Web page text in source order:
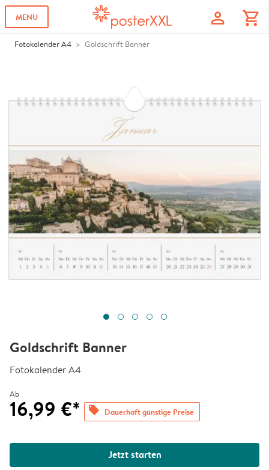
MENU profile shopping_cart
Fotokalender A4 Goldschrift Banner
Goldschrift Banner
Fotokalender A4
Ab
16,99 €* offers Dauerhaft günstige Preise
Jetzt starten